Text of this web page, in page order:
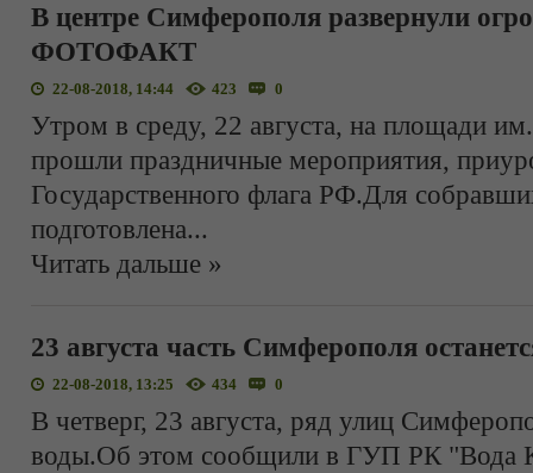
В центре Симферополя развернули
ФОТОФАКТ
22-08-2018, 14:44 423 0
Утром в среду, 22 августа, на площади
прошли праздничные мероприятия,
Государственного флага РФ.Для
подготовлена...
Читать дальше »
23 августа часть Симферополя
22-08-2018, 13:25 434 0
В четверг, 23 августа, ряд улиц
воды.Об этом сообщили в ГУП РК "Вода